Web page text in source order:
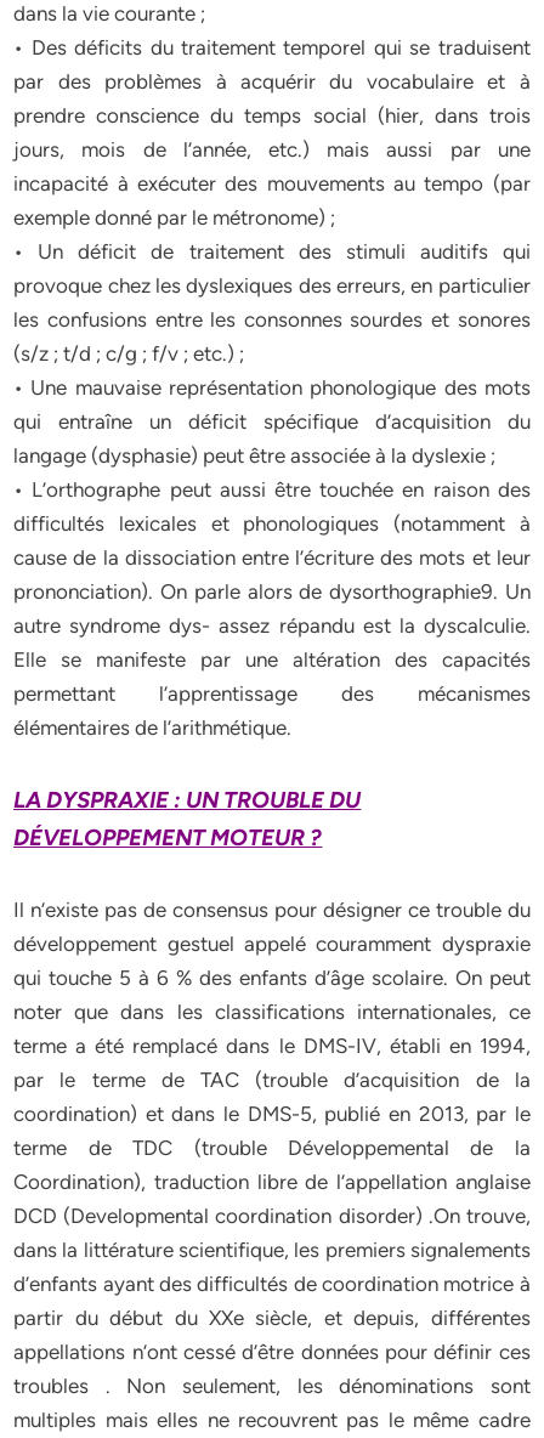
dans la vie courante ;
• Des déficits du traitement temporel qui se traduisent
par des problèmes à acquérir du vocabulaire et à
prendre conscience du temps social (hier, dans trois
jours, mois de l’année, etc.) mais aussi par une
incapacité à exécuter des mouvements au tempo (par
exemple donné par le métronome) ;
• Un déficit de traitement des stimuli auditifs qui
provoque chez les dyslexiques des erreurs, en particulier
les confusions entre les consonnes sourdes et sonores
(s/z ; t/d ; c/g ; f/v ; etc.) ;
• Une mauvaise représentation phonologique des mots
qui entraîne un déficit spécifique d’acquisition du
langage (dysphasie) peut être associée à la dyslexie ;
• L’orthographe peut aussi être touchée en raison des
difficultés lexicales et phonologiques (notamment à
cause de la dissociation entre l’écriture des mots et leur
prononciation). On parle alors de dysorthographie9. Un
autre syndrome dys- assez répandu est la dyscalculie.
Elle se manifeste par une altération des capacités
permettant l’apprentissage des mécanismes
élémentaires de l’arithmétique.
LA DYSPRAXIE : UN TROUBLE DU
DÉVELOPPEMENT MOTEUR ?
Il n’existe pas de consensus pour désigner ce trouble du
développement gestuel appelé couramment dyspraxie
qui touche 5 à 6 % des enfants d’âge scolaire. On peut
noter que dans les classifications internationales, ce
terme a été remplacé dans le DMS-IV, établi en 1994,
par le terme de TAC (trouble d’acquisition de la
coordination) et dans le DMS-5, publié en 2013, par le
terme de TDC (trouble Développemental de la
Coordination), traduction libre de l’appellation anglaise
DCD (Developmental coordination disorder) .On trouve,
dans la littérature scientifique, les premiers signalements
d’enfants ayant des difficultés de coordination motrice à
partir du début du XXe siècle, et depuis, différentes
appellations n’ont cessé d’être données pour définir ces
troubles . Non seulement, les dénominations sont
multiples mais elles ne recouvrent pas le même cadre